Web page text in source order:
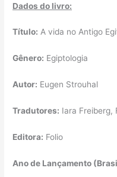
Dados do livro:
Título: A vida no Antigo
Gênero: Egiptologia
Autor: Eugen Strouhal
Tradutores: Iara Freiberg,
Editora: Folio
Ano de Lançamento